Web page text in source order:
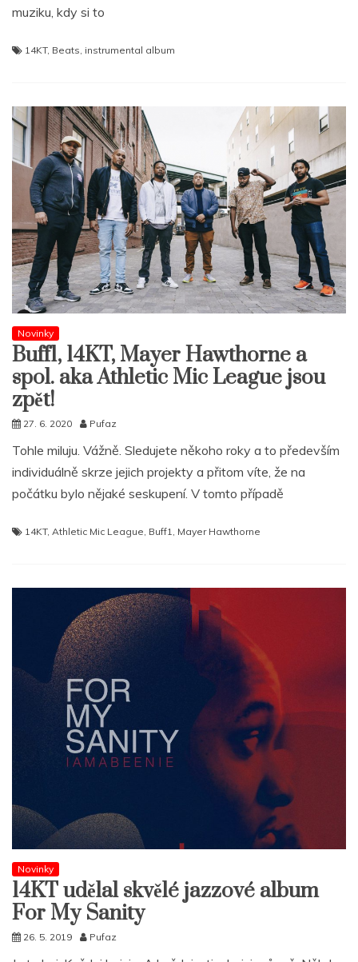
muziku, kdy si to
14KT, Beats, instrumental album
Novinky
Buff1, 14KT, Mayer Hawthorne a
spol. aka Athletic Mic League jsou
zpět!
27. 6. 2020 Pufaz
Tohle miluju. Vážně. Sledujete někoho roky a to především
individuálně skrze jejich projekty a přitom víte, že na
počátku bylo nějaké seskupení. V tomto případě
14KT, Athletic Mic League Buff1 Mayer Hawthorne
Novinky
14KT udělal skvělé jazzové album
For My Sanity
26. 5. 2019 Pufaz